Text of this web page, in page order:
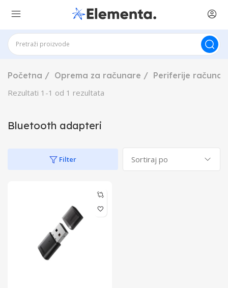
Početna Oprema za računare
Periferije
Rezultati 1 -1 od 1 rezultata
Bluetooth adapteri
Filter